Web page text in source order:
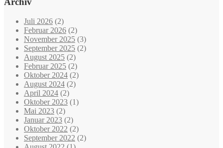
Juli 2026 (2)
Februar 2026 (2)
November 2025 (3)
September 2025 (2)
August 2025 (2)
Februar 2025 (2)
Oktober 2024 (2)
August 2024 (2)
April 2024 (2)
Oktober 2023 (1)
Mai 2023 (2)
Januar 2023 (2)
Oktober 2022 (2)
September 2022 (2)